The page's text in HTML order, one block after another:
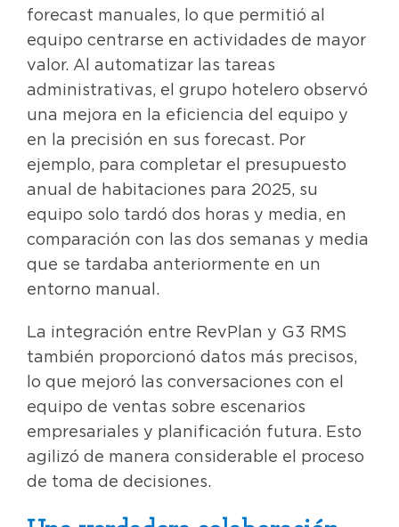
forecast manuales, lo que permitió al
equipo centrarse en actividades de mayor
valor. Al automatizar las tareas
administrativas, el grupo hotelero observó
una mejora en la eficiencia del equipo y
en la precisión en sus forecast. Por
ejemplo, para completar el presupuesto
anual de habitaciones para 2025, su
equipo solo tardó dos horas y media, en
comparación con las dos semanas y media
que se tardaba anteriormente en un
entorno manual.
La integración entre RevPlan y G3 RMS
también proporcionó datos más precisos,
lo que mejoró las conversaciones con el
equipo de ventas sobre escenarios
empresariales y planificación futura. Esto
agilizó de manera considerable el proceso
de toma de decisiones.